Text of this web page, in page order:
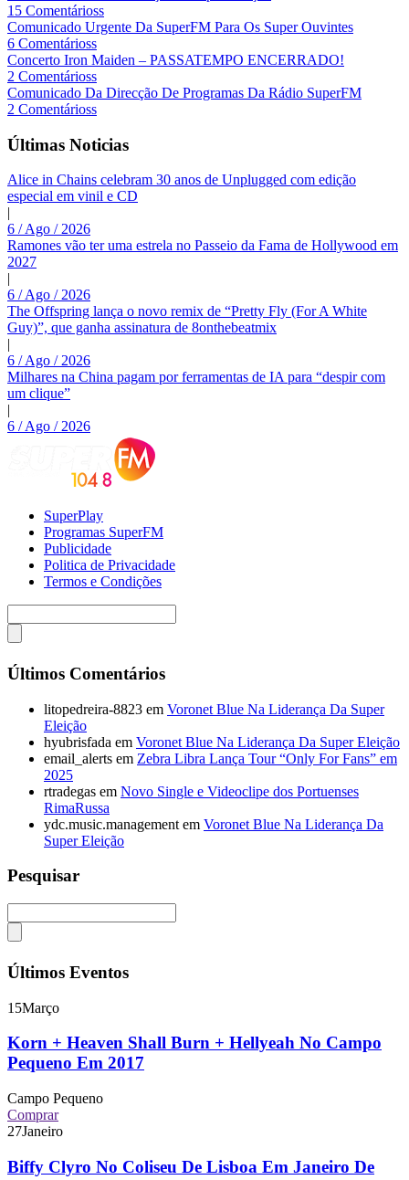
15 Comentárioss
Comunicado Urgente Da SuperFM Para Os Super Ouvintes
6 Comentárioss
Concerto Iron Maiden – PASSATEMPO ENCERRADO!
2 Comentárioss
Comunicado Da Direcção De Programas Da Rádio SuperFM
2 Comentárioss
Últimas Noticias
Alice in Chains celebram 30 anos de Unplugged com edição
especial em vinil e CD
|
6 / Ago / 2026
Ramones vão ter uma estrela no Passeio da Fama de Hollywood em
2027
|
6 / Ago / 2026
The Offspring lança o novo remix de “Pretty Fly (For A White
Guy)”, que ganha assinatura de 8onthebeatmix
|
6 / Ago / 2026
Milhares na China pagam por ferramentas de IA para “despir com
um clique”
|
6 / Ago / 2026
SuperPlay
Programas SuperFM
Publicidade
Politica de Privacidade
Termos e Condições
Últimos Comentários
litopedreira-8823 em Voronet Blue Na Liderança Da Super
Eleição
hyubrisfada em Voronet Blue Na Liderança Da Super Eleição
email_alerts em Zebra Libra Lança Tour “Only For Fans” em
2025
rtradegas em Novo Single e Videoclipe dos Portuenses
RimaRussa
ydc.music.management em Voronet Blue Na Liderança Da
Super Eleição
Pesquisar
Últimos Eventos
15Março
Korn + Heaven Shall Burn + Hellyeah No Campo
Pequeno Em 2017
Campo Pequeno
Comprar
27Janeiro
Biffy Clyro No Coliseu De Lisboa Em Janeiro De